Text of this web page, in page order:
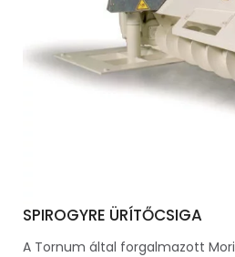
SPIROGYRE ÜRÍTŐCSIGA
A Tornum által forgalmazott